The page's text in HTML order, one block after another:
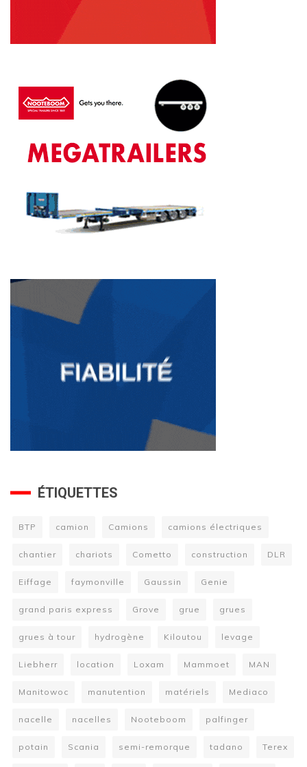
ÉTIQUETTES
BTP camion Camions camions électriques
chantier chariots Cometto construction DLR
Eiffage faymonville Gaussin Genie
grand paris express Grove grue grues
grues à tour hydrogène Kiloutou levage
Liebherr location Loxam Mammoet MAN
Manitowoc manutention matériels Mediaco
nacelle nacelles Nooteboom palfinger
potain Scania semi-remorque tadano Terex